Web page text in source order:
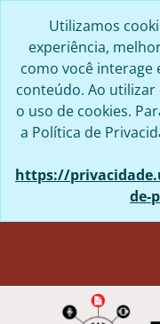
Utilizamos
experiência,
como você interage
conteúdo. Ao utilizar
o uso de cookies.
a Política de
https://
de-